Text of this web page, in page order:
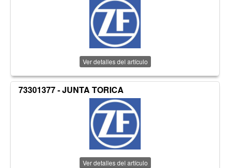
Ver detalles del artículo
73301377 - JUNTA TORICA
Ver detalles del artículo